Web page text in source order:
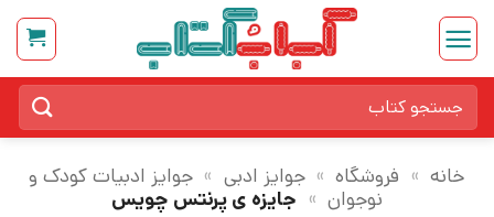
Skip
content
برای:
خانه » فروشگاه » جوایز ادبی » جوایز ادبیات کودک و
نوجوان » جایزه ی پرنتس چویس